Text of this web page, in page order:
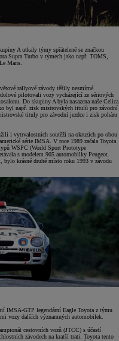
A utkaly týmy spřátelené se značkou
Supra Turbo v týmech jako např. TOMS,
Mans.
rallyové závody těšily nesmírné
pilotovali vozy vycházející ze sériových
Do skupiny A byla nasazena naše Celica
byl např. zisk mistrovských titulů pro závodní
tituly pro závodní jezdce i zisk poháru
i vytrvalostních soutěží na okruzích po obou
série IMSA. V roce 1989 začala Toyota
WSPC (World Sport Prototype
s modelem 905 automobilky Peugeot.
bylo krásné druhé místo roku 1993 v závodu
IMSA-GTP legendární Eagle Toyota z týmu
vozy dalších významných automobilek.
cestovních vozů (JTCC) s účastí
závodech na kratší trati. Toyota tento